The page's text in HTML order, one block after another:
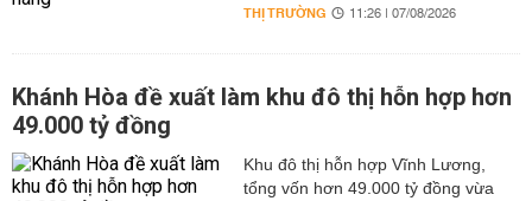
THỊ TRƯỜNG 11:26 | 07/08/2026
Khánh Hòa đề xuất làm khu đô thị hỗn hợp hơn
49.000 tỷ đồng
Khu đô thị hỗn hợp Vĩnh Lương,
tổng vốn hơn 49.000 tỷ đồng vừa